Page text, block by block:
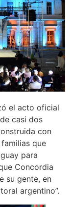
el acto oficial
casi dos
con
que
para
Concordia
su gente, en
argentino”.